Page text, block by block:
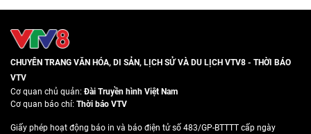
CHUYÊN TRANG VĂN HÓA, DI SẢN, LỊCH SỬ VÀ DU LỊCH VTV8 - THỜI BÁO
VTV
Cơ quan chủ quản:Đài Truyền hình Việt Nam
Cơ quan báo chí: Thời báo VTV
Giấy phép hoạt động báo in và báo điện tử số 483/GP-BTTTT cấp ngày